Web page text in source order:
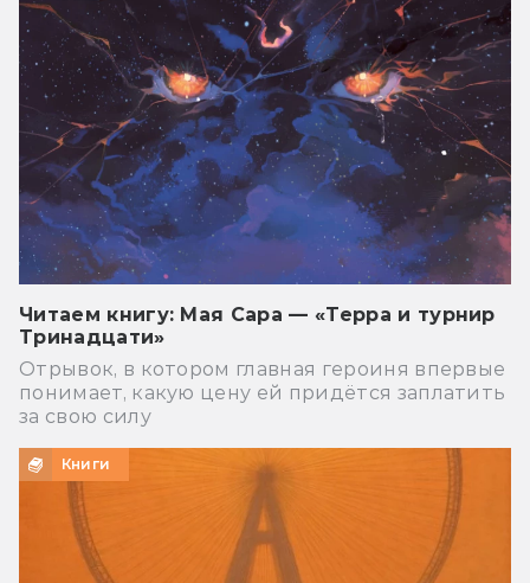
Читаем книгу: Мая Сара — «Терра и турнир
Тринадцати»
Отрывок, в котором главная героиня впервые
понимает, какую цену ей придётся заплатить
за свою силу
Книги